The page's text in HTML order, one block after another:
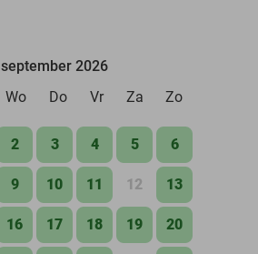
september 2026
Wo Do Vr Za Zo
2 3 4 5 6
9 10 11 12 13
16 17 18 19 20